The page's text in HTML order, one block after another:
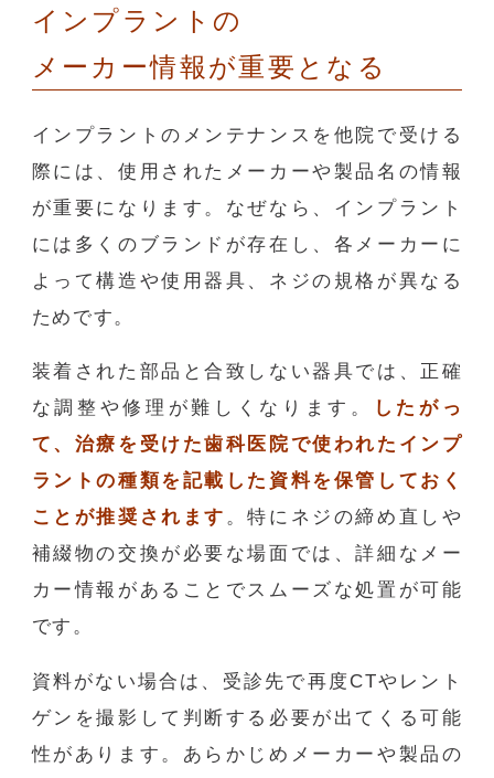
インプラントの
メーカー情報が重要となる
インプラントのメンテナンスを他院で受ける
際には、使用されたメーカーや製品名の情報
が重要になります。なぜなら、インプラント
には多くのブランドが存在し、各メーカーに
よって構造や使用器具、ネジの規格が異なる
ためです。
装着された部品と合致しない器具では、正確
な調整や修理が難しくなります。
したがっ
て、治療を受けた歯科医院で使われたインプ
ラントの種類を記載した資料を保管しておく
ことが推奨されます 。特にネジの締め直しや
補綴物の交換が必要な場面では、詳細なメー
カー情報があることでスムーズな処置が可能
です。
資料がない場合は、受診先で再度CTやレント
ゲンを撮影して判断する必要が出てくる可能
性があります。あらかじめメーカーや製品の